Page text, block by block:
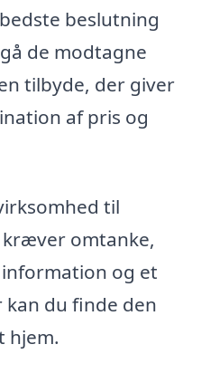
beslutning
de modtagne
tilbyde, der giver
af pris og
til
kræver omtanke,
og et
du finde den
hjem.